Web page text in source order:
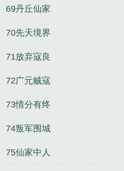
69丹丘仙家
70先天境界
71放弃寇良
72广元贼寇
73情分有终
74叛军围城
75仙家中人